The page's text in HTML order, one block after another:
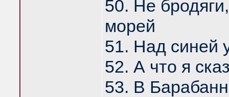
50. Не
морей
51. Над синей
52. А что я
53. В